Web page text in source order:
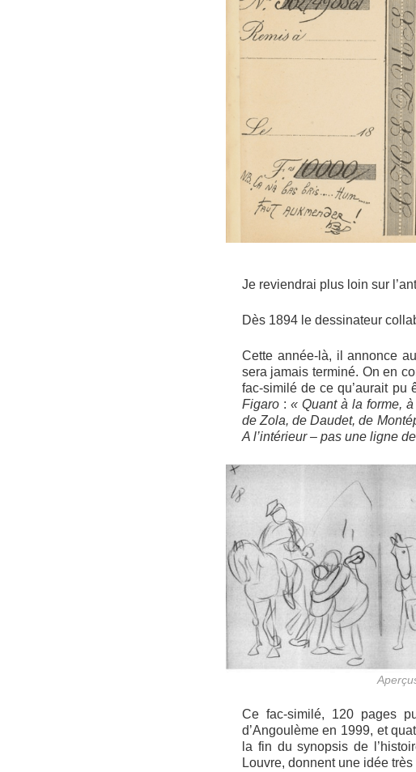
Je reviendrai plus loin sur
Dès 1894 le dessinateur
Cette année-là, il annonce
sera jamais terminé. On en
fac-similé de ce qu’aurait pu
Figaro : « Quant à la forme,
de Zola, de Daudet, de
A l’intérieur – pas une ligne
Ce fac-similé, 120 pages
d’Angoulème en 1999, et
la fin du synopsis de
Louvre, donnent une idée